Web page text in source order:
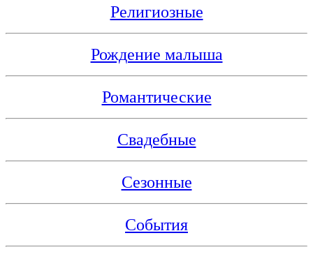
Религиозные
Рождение малыша
Романтические
Свадебные
Сезонные
События